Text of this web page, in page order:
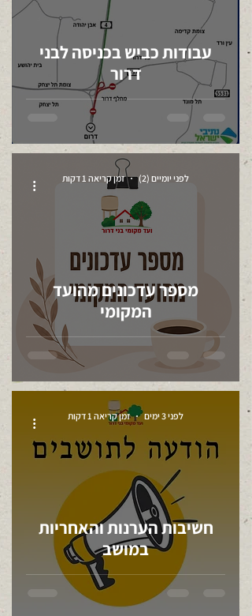
עבודות כביש בכניסה לבני
דרור
מספר עדכונים מהועד
המקומי
לפני יומיים (2) זמן קריאה 1 דקות
חשיבות הערנות והאחריות
במושב
לפני 3 ימים זמן קריאה 1 דקות